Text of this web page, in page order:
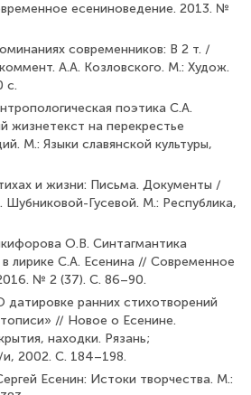
есениноведение. 2013. №
современников: В 2 т. /
А.А. Козловского. М.: Худож.
с.
поэтика С.А.
жизнетекст на перекрестье
М.: Языки славянской культуры,
и жизни: Письма. Документы /
Гусевой. М.: Республика,
О.В. Синтагмантика
лирике С.А. Есенина // Современное
№ 2 (37). С. 86–90.
ранних стихотворений
// Новое о Есенине.
находки. Рязань;
2002. С. 184–198.
Есенин: Истоки творчества. М.: